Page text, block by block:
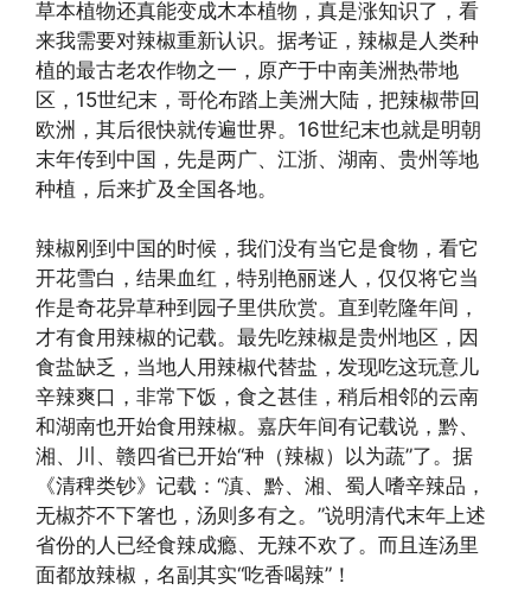
草本植物还真能变成木本植物，真是涨知识了，看
来我需要对辣椒重新认识。据考证，辣椒是人类种
植的最古老农作物之一，原产于中南美洲热带地
区，15世纪末，哥伦布踏上美洲大陆，把辣椒带回
欧洲，其后很快就传遍世界。16世纪末也就是明朝
末年传到中国，先是两广、江浙、湖南、贵州等地
种植，后来扩及全国各地。
辣椒刚到中国的时候，我们没有当它是食物，看它
开花雪白，结果血红，特别艳丽迷人，仅仅将它当
作是奇花异草种到园子里供欣赏。直到乾隆年间，
才有食用辣椒的记载。最先吃辣椒是贵州地区，因
食盐缺乏，当地人用辣椒代替盐，发现吃这玩意儿
辛辣爽口，非常下饭，食之甚佳，稍后相邻的云南
和湖南也开始食用辣椒。嘉庆年间有记载说，黔、
湘、川、赣四省已开始“种（辣椒）以为蔬”了。据
《清稗类钞》记载：“滇、黔、湘、蜀人嗜辛辣品，
无椒芥不下箸也，汤则多有之。”说明清代末年上述
省份的人已经食辣成瘾、无辣不欢了。而且连汤里
面都放辣椒，名副其实“吃香喝辣”！